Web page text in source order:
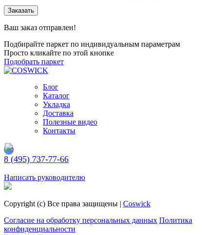
Заказать
Ваш заказ отправлен!
Подбирайте паркет по индивидуальным параметрам
Просто кликайте по этой кнопке
Подобрать паркет
Блог
Каталог
Укладка
Доставка
Полезные видео
Контакты
8 (495) 737-77-66
Написать руководителю
Copyright (c) Все права защищены | Coswick
Согласие на обработку персональных данных Политика
конфиденциальности